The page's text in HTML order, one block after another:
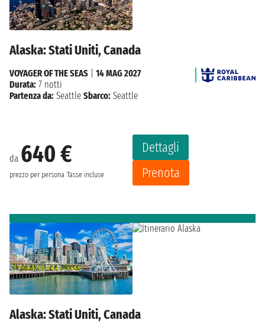
Alaska: Stati Uniti, Canada
da 640 €
prezzo per persona Tasse incluse
Dettagli
Prenota
VOYAGER OF THE SEAS
14 MAG 2027
Durata: 7 notti
Partenza da: Seattle Sbarco: Seattle
Alaska: Stati Uniti, Canada